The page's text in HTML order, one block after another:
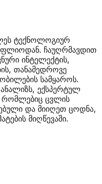
ტექნოლოგიურ
ჩაუღრმავდით
ინტელექტის,
თანამედროვე
სამყაროს.
ექსპერტულ
რომლებიც ცვლის
და მიიღეთ ცოდნა,
მიღწევაში.